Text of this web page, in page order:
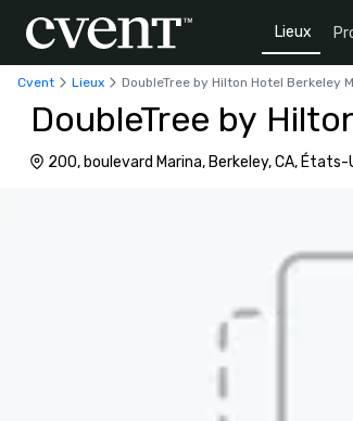
Lieux
Cvent Lieux DoubleTree by Hilton Hotel Berkeley
DoubleTree by
200, boulevard Marina, Berkeley, CA,